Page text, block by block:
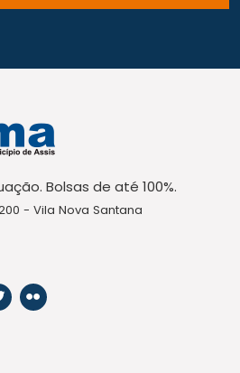
Bolsas de até 100%.
- Vila Nova Santana